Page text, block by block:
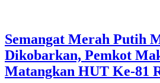
Semangat Merah Putih
Dikobarkan, Pemkot
Matangkan HUT Ke-81